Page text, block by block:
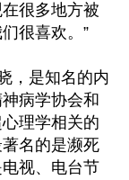
很多地方被
很喜欢。”
，是知名的内
病学协会和
理学相关的
名的是濒死
视、电台节